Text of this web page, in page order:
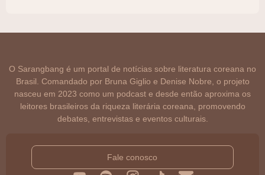
O Sarangbang é um portal de notícias sobre literatura coreana no
Brasil. Comandado por Bruna Giglio e Denise Nobre, o projeto
nasceu em 2023 como um podcast e desde então aproxima os
leitores brasileiros da riqueza literária coreana, promovendo
debates, entrevistas e eventos culturais.
Fale conosco